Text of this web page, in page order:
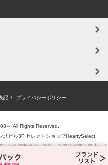
記 / プライバシーポリシー
～ All Rights Reserved.
ビル3F セレクトショップHeartySelect
ツの無断複写・転載・公衆送信等を禁止しま